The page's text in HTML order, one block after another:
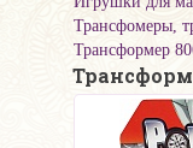
Трансфомеры,
Трансформер